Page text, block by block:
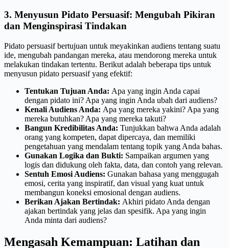
3. Menyusun Pidato Persuasif: Mengubah Pikiran
dan Menginspirasi Tindakan
Pidato persuasif bertujuan untuk meyakinkan audiens tentang suatu
ide, mengubah pandangan mereka, atau mendorong mereka untuk
melakukan tindakan tertentu. Berikut adalah beberapa tips untuk
menyusun pidato persuasif yang efektif:
Tentukan Tujuan Anda: Apa yang ingin Anda capai
dengan pidato ini? Apa yang ingin Anda ubah dari audiens?
Kenali Audiens Anda: Apa yang mereka yakini? Apa yang
mereka butuhkan? Apa yang mereka takuti?
Bangun Kredibilitas Anda: Tunjukkan bahwa Anda adalah
orang yang kompeten, dapat dipercaya, dan memiliki
pengetahuan yang mendalam tentang topik yang Anda bahas.
Gunakan Logika dan Bukti: Sampaikan argumen yang
logis dan didukung oleh fakta, data, dan contoh yang relevan.
Sentuh Emosi Audiens: Gunakan bahasa yang menggugah
emosi, cerita yang inspiratif, dan visual yang kuat untuk
membangun koneksi emosional dengan audiens.
Berikan Ajakan Bertindak: Akhiri pidato Anda dengan
ajakan bertindak yang jelas dan spesifik. Apa yang ingin
Anda minta dari audiens?
Mengasah Kemampuan: Latihan dan